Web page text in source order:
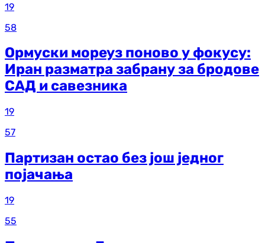
19
58
Ормуски мореуз поново у фокусу:
Иран разматра забрану за бродове
САД и савезника
19
57
Партизан остао без још једног
појачања
19
55